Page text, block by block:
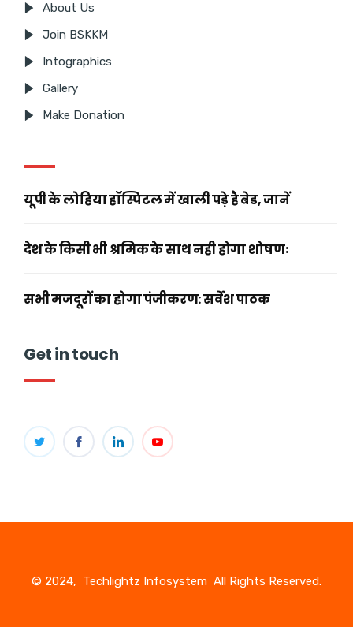
About Us
Join BSKKM
Intographics
Gallery
Make Donation
यूपी के लोहिया हॉस्पिटल में खाली पड़े है बेड, जानें
देश के किसी भी श्रमिक के साथ नही होगा शोषणः
सभी मजदूरों का होगा पंजीकरण: सर्वेश पाठक
Get in touch
© 2024, Techlightz Infosystem All Rights Reserved.